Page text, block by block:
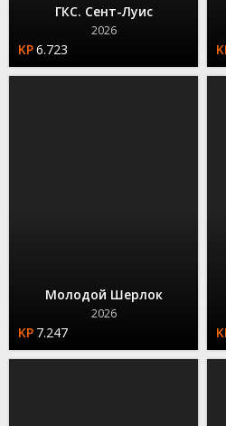
ГКС. Сент-Луис
2026
6.723
Молодой Шерлок
2026
7.247